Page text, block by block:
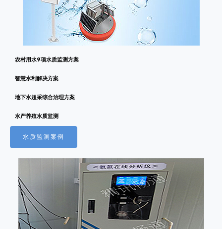
农村用水9项水质监测方案
智慧水利解决方案
地下水超采综合治理方案
水产养殖水质监测
水质监测案例